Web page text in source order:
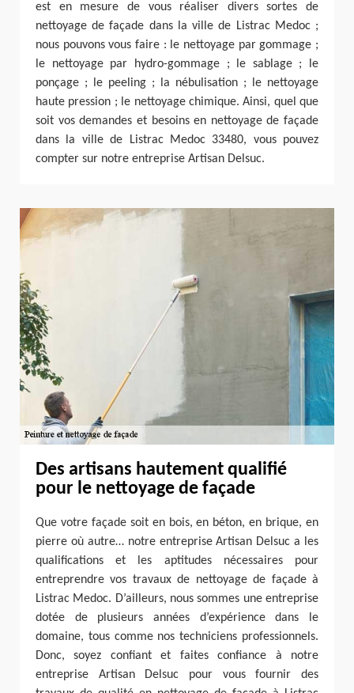
est en mesure de vous réaliser divers sortes de
nettoyage de façade dans la ville de Listrac Medoc ;
nous pouvons vous faire : le nettoyage par gommage ;
le nettoyage par hydro-gommage ; le sablage ; le
ponçage ; le peeling ; la nébulisation ; le nettoyage
haute pression ; le nettoyage chimique. Ainsi, quel que
soit vos demandes et besoins en nettoyage de façade
dans la ville de Listrac Medoc 33480, vous pouvez
compter sur notre entreprise Artisan Delsuc.
Des artisans hautement qualifié
pour le nettoyage de façade
Que votre façade soit en bois, en béton, en brique, en
pierre où autre… notre entreprise Artisan Delsuc a les
qualifications et les aptitudes nécessaires pour
entreprendre vos travaux de nettoyage de façade à
Listrac Medoc. D’ailleurs, nous sommes une entreprise
dotée de plusieurs années d’expérience dans le
domaine, tous comme nos techniciens professionnels.
Donc, soyez confiant et faites confiance à notre
entreprise Artisan Delsuc pour vous fournir des